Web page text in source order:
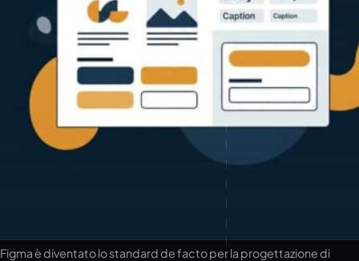
Figma è diventato lo standard de facto per la progettazione di